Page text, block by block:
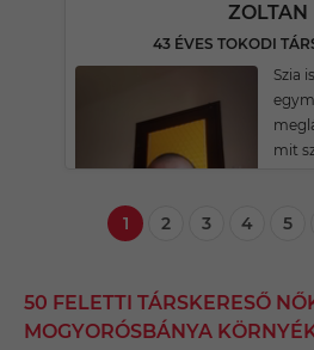
ZOLTAN
43 ÉVES TOKODI
Szia
mit
1 2 3 4 5
50 FELETTI TÁRSKERESŐ
MOGYORÓSBÁNYA